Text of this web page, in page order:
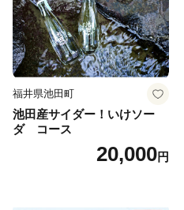
福井県池田町
池田産サイダー！いけソー
ダ コース
20,000円